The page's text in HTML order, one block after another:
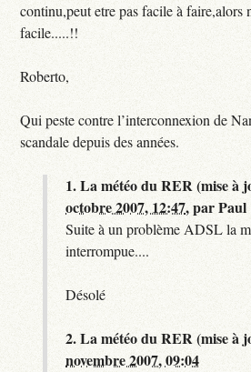
continu,peut etre pas facile à faire,alors
facile.....!!
Roberto,
Qui peste contre l’interconnexion de
scandale depuis des années.
1.La météo du RER (mise à
octobre 2007, 12:47,parPaul
Suite à un problème ADSL la
interrompue....
Désolé
2.La météo du RER (mise à
novembre 2007, 09:04